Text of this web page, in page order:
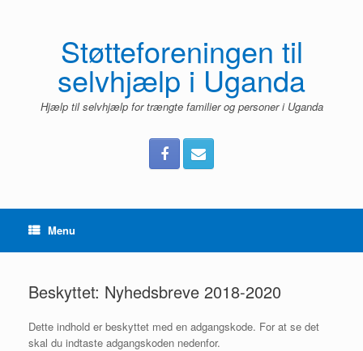
Støtteforeningen til
selvhjælp i Uganda
Hjælp til selvhjælp for trængte familier og personer i Uganda
Menu
Beskyttet: Nyhedsbreve 2018-2020
Dette indhold er beskyttet med en adgangskode. For at se det
skal du indtaste adgangskoden nedenfor.